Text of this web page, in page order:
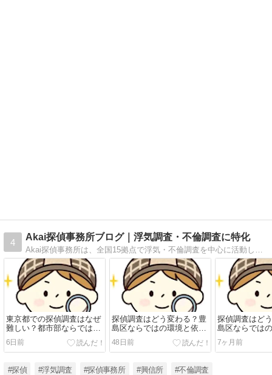
4
Akai探偵事務所ブログ｜浮気調査・不倫調査に特化
東京都での探偵調査はなぜ
難しい？都市部ならではの
特徴と依頼時のポイント
6日前
探偵調査はどう変わる？豊
島区ならではの環境と依頼
時のポイント
48日前
探偵調査はど
島区ならでは
時のポイント
7ヶ月前
#探偵 #浮気調査 #探偵事務所 #興信所 #不倫調査